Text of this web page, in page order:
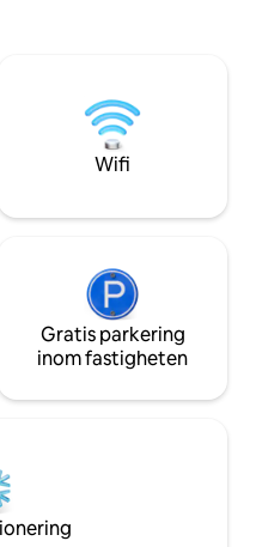
konfigurerade),
semiprivata
kaffe bland
Wifi
Gratis parkering
inom fastigheten